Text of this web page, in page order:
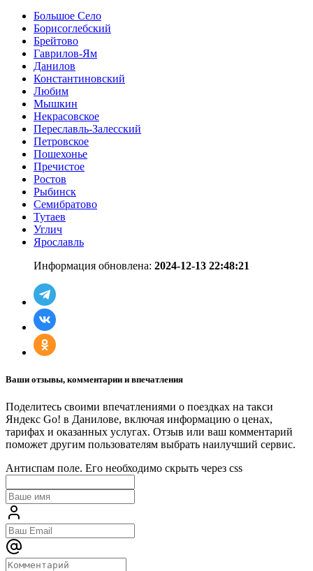
Большое Село
Борисоглебский
Брейтово
Гаврилов-Ям
Данилов
Константиновский
Любим
Мышкин
Некрасовское
Переславль-Залесский
Петровское
Пошехонье
Пречистое
Ростов
Рыбинск
Семибратово
Тутаев
Углич
Ярославль
Информация обновлена: 2024-12-13 22:48:21
Ваши отзывы, комментарии и впечатления
Поделитесь своими впечатлениями о поездках на такси
Яндекс Go! в Данилове, включая информацию о ценах,
тарифах и оказанных услугах. Отзыв или ваш комментарий
поможет другим пользователям выбрать наилучший сервис.
Антиспам поле. Его необходимо скрыть через css